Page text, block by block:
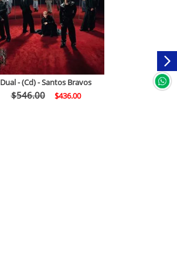
Dual - (Cd) - Santos Bravos
$546.00 $436.00